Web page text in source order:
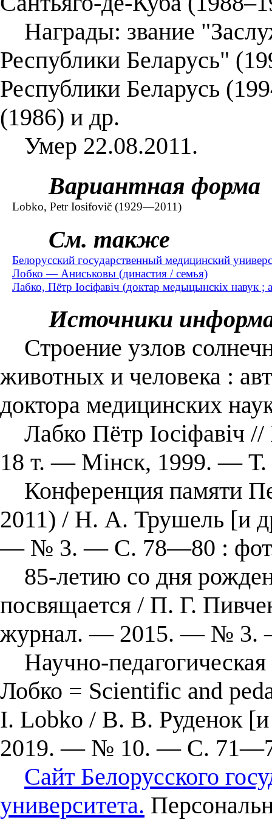
Награды: звание
Республики Беларусь"
Республики Беларусь
(1986) и др.
Умер 22.08.2011.
Вариантная форма
Lobko, Petr Iosifovič (1929—2011)
См. также
Белорусский государственный медицинский
Лобко — Аниськовы (династия / семья)
Лабко, Пётр Іосіфавіч (доктар медыцынскіх навук
Источники
Строение узлов
животных и человека :
доктора медицинских
Лабко Пётр Іосіфавіч
18 т. — Мінск, 1999. —
Конференция памяти
2011) / Н. А. Трушель [и
— № 3. — С. 78—80 :
85-летию со дня
посвящается / П. Г.
журнал. — 2015. — № 3.
Научно-
Лобко = Scientific and
I. Lobko / В. В. Руденок
2019. — № 10. — С.
Сайт Белорусского
университета.